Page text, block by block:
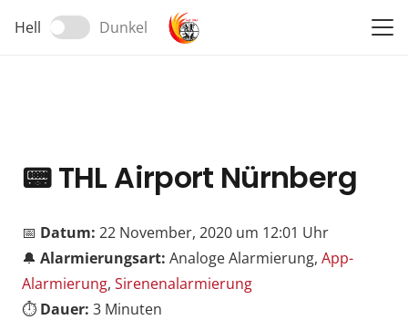
Hell Dunkel
📟THL Airport Nürnberg
📅 Datum: 22 November, 2020 um 12:01 Uhr
🔔 Alarmierungsart: Analoge Alarmierung, App-
Alarmierung, Sirenenalarmierung
⏱️ Dauer: 3 Minuten